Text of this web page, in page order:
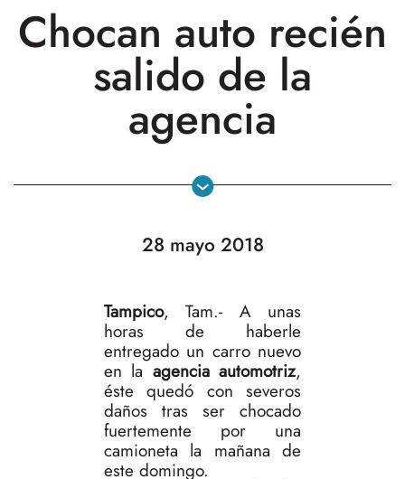
Chocan auto recién
salido de la
agencia
28 mayo 2018
Tampico, Tam.- A unas
horas de haberle
entregado un carro nuevo
en la agencia automotriz,
éste quedó con severos
daños tras ser chocado
fuertemente por una
camioneta la mañana de
este domingo.